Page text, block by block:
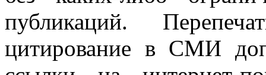
публикаций.
цитирование в СМИ